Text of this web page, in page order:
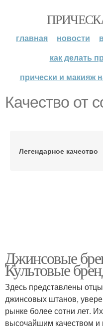
главная новости
как делать
прически и макияж
Качество от
Легендарное качество
Джинсовые
Культовые
Здесь представлены
джинсовых штанов,
рынке более сотни лет.
высочайшим качеством и